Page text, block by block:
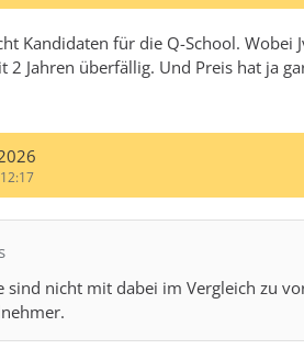
Kandidaten für die Q-School.
2 Jahren überfällig. Und Preis hat ja
sind nicht mit dabei im Vergleich zu